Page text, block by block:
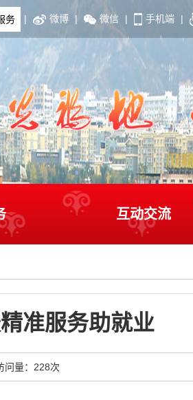
| 微博 | 微信 | 手机端 |
互动交流
准服务助就业
问量： 228次